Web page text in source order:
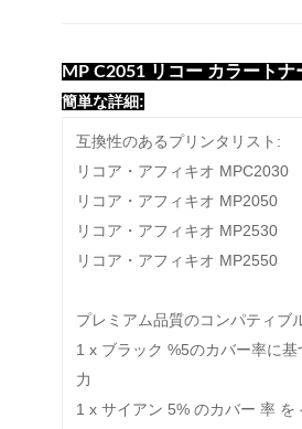
MP C2051 リコー カラート
簡単な詳細:
互換性のあるプリンタリスト:
リコア・アフィキオ MPC2030
リコア・アフィキオ MP2050
リコア・アフィキオ MP2530
リコア・アフィキオ MP2550
プレミアム品質のコンパティブ
1 x ブラック %5のカバー率に
力
1 x サイアン 5% のカバー 率